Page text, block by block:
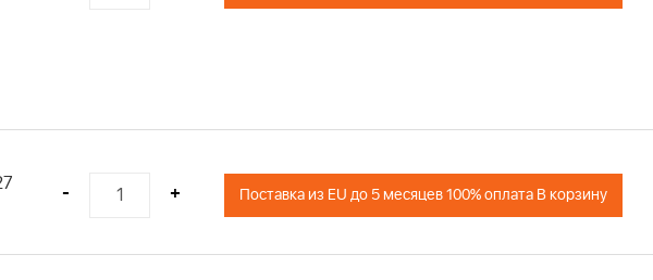
- + Поставка из EU до 5 месяцев 100% оплата В корзину